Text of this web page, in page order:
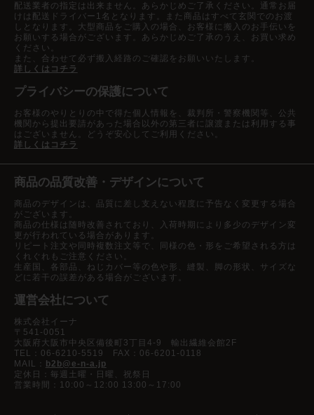
配送業者の指定は出来ません。あらかじめご了承ください。通常お届
けは配送ドライバー1名となります。また商品はすべて玄関でのお渡
しとなります。大型商品をご購入の場合、お客様に搬入のお手伝いを
お願いする場合がございます。あらかじめご了承のうえ、お買い求め
ください。
また、合わせて必ず搬入経路のご確認をお願いいたします。
詳しくはコチラ
プライバシーの保護について
お客様のやりとりの中で得た個人情報を、裁判所・警察機関等、公共
機関から提出要請があった場合以外の第三者に譲渡または利用する事
はございません。どうぞ安心してご利用ください。
詳しくはコチラ
商品の品質改善・デザインについて
商品のデザインは、品質に差し支えない程度に予告なく変更する場合
がございます。
商品の仕様は随時改善されており、入荷時期により多少のデザイン変
更が行われている場合があります。
リピート注文や同時複数注文等で、同様の色・形をご希望される方は
くれぐれもご注意ください。
生産国、各部品、ねじカバー等の色や形、縫製、脚の形状、サイズな
どに若干の誤差がある場合がございます。
運営会社について
株式会社イーナ
〒541-0051
大阪府大阪市中央区備後町3丁目4-9 輸出繊維会館2F
TEL：06-6210-5519 FAX：06-6201-0118
MAIL：
b2b@e-n-a.jp
定休日：毎週土曜・日曜、祝祭日
営業時間：10:00～12:00 13:00～17:00